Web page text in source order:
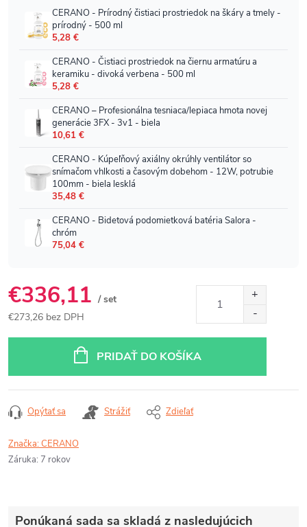
€336,11 / set
€273,26 bez DPH
PRIDAŤ DO KOŠÍKA
Opýtať sa Strážiť Zdieľať
Značka:CERANO
Záruka: 7 rokov
Ponúkaná sada sa skladá z nasledujúcich